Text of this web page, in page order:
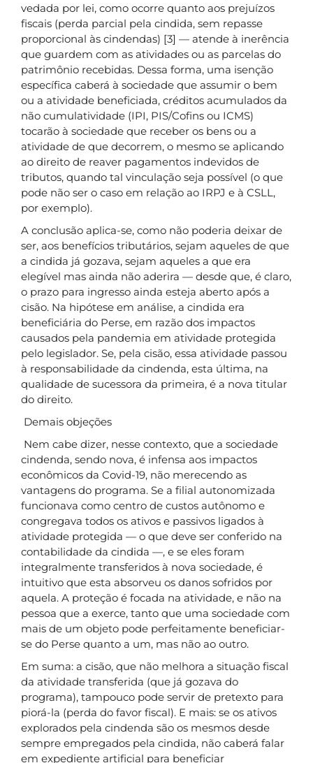
vedada por lei, como ocorre quanto aos prejuízos
fiscais (perda parcial pela cindida, sem repasse
proporcional às cindendas) [3] — atende à inerência
que guardem com as atividades ou as parcelas do
patrimônio recebidas. Dessa forma, uma isenção
específica caberá à sociedade que assumir o bem
ou a atividade beneficiada, créditos acumulados da
não cumulatividade (IPI, PIS/Cofins ou ICMS)
tocarão à sociedade que receber os bens ou a
atividade de que decorrem, o mesmo se aplicando
ao direito de reaver pagamentos indevidos de
tributos, quando tal vinculação seja possível (o que
pode não ser o caso em relação ao IRPJ e à CSLL,
por exemplo).
A conclusão aplica-se, como não poderia deixar de
ser, aos benefícios tributários, sejam aqueles de que
a cindida já gozava, sejam aqueles a que era
elegível mas ainda não aderira — desde que, é claro,
o prazo para ingresso ainda esteja aberto após a
cisão. Na hipótese em análise, a cindida era
beneficiária do Perse, em razão dos impactos
causados pela pandemia em atividade protegida
pelo legislador. Se, pela cisão, essa atividade passou
à responsabilidade da cindenda, esta última, na
qualidade de sucessora da primeira, é a nova titular
do direito.
Demais objeções
Nem cabe dizer, nesse contexto, que a sociedade
cindenda, sendo nova, é infensa aos impactos
econômicos da Covid-19, não merecendo as
vantagens do programa. Se a filial autonomizada
funcionava como centro de custos autônomo e
congregava todos os ativos e passivos ligados à
atividade protegida — o que deve ser conferido na
contabilidade da cindida —, e se eles foram
integralmente transferidos à nova sociedade, é
intuitivo que esta absorveu os danos sofridos por
aquela. A proteção é focada na atividade, e não na
pessoa que a exerce, tanto que uma sociedade com
mais de um objeto pode perfeitamente beneficiar-
se do Perse quanto a um, mas não ao outro.
Em suma: a cisão, que não melhora a situação fiscal
da atividade transferida (que já gozava do
programa), tampouco pode servir de pretexto para
piorá-la (perda do favor fiscal). E mais: se os ativos
explorados pela cindenda são os mesmos desde
sempre empregados pela cindida, não caberá falar
em expediente artificial para beneficiar